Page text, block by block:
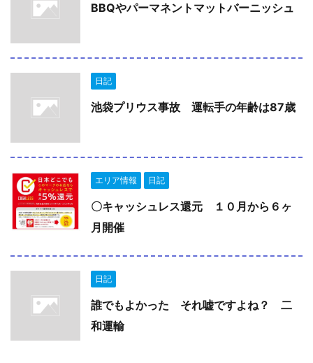
BBQやパーマネントマットバーニッシュ
日記
池袋プリウス事故 運転手の年齢は87歳
エリア情報 日記
〇キャッシュレス還元 １０月から６ヶ
月開催
日記
誰でもよかった それ嘘ですよね？ 二
和運輸